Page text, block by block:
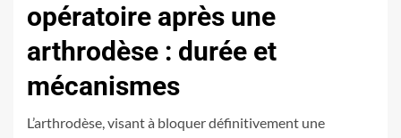
opératoire après une
arthrodèse : durée et
mécanismes
L’arthrodèse, visant à bloquer définitivement une